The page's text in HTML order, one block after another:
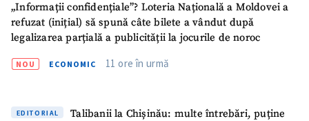
„Informații confidențiale”? Loteria Națională a Moldovei a
refuzat (inițial) să spună câte bilete a vândut după
legalizarea parțială a publicității la jocurile de noroc
NOU ECONOMIC 11 ore în urmă
EDITORIAL
Talibanii la Chișinău: multe întrebări, puține
Telefon
+ Telefon personal
Am citit și sunt de
acord cupolitica de